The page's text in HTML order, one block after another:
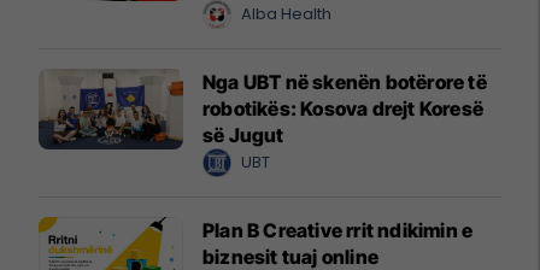
Alba Health
Nga UBT në skenën botërore të
robotikës: Kosova drejt Koresë
së Jugut
UBT
Plan B Creative rrit ndikimin e
biznesit tuaj online